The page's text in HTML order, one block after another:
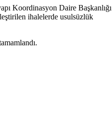
Koordinasyon Daire Başkanlığı
ihalelerde usulsüzlük